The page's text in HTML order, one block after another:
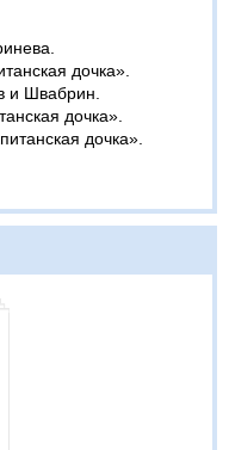
дочка».
и Швабрин.
дочка».
дочка».